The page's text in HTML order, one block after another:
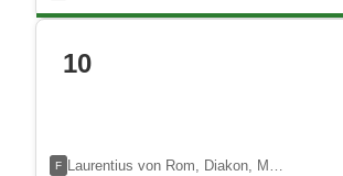
10
F Laurentius von Rom, Diakon, M…